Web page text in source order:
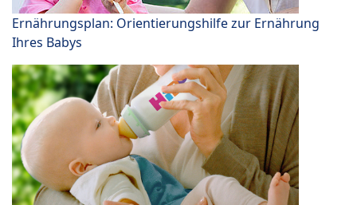
Ernährungsplan: Orientierungshilfe zur Ernährung
Ihres Babys